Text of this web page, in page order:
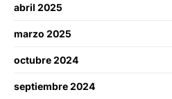
abril 2025
marzo 2025
octubre 2024
septiembre 2024